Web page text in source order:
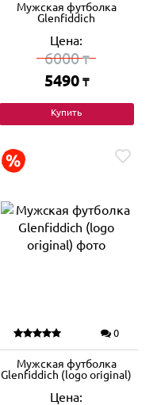
Мужская футболка
Glenfiddich
Цена:
6000₸
5490 ₸
Купить
0
Мужская футболка
Glenfiddich (logo original)
Цена: